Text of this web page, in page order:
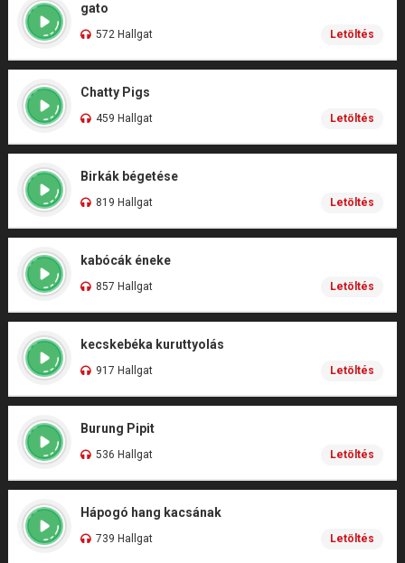
gato
572 Hallgat Letöltés
Chatty Pigs
459 Hallgat Letöltés
Birkák bégetése
819 Hallgat Letöltés
kabócák éneke
857 Hallgat Letöltés
kecskebéka kuruttyolás
917 Hallgat Letöltés
Burung Pipit
536 Hallgat Letöltés
Hápogó hang kacsának
739 Hallgat Letöltés